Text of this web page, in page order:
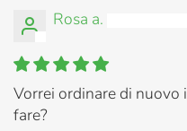
Rosa a.
Vorrei ordinare di nuovo
fare?